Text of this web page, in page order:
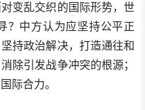
变乱交织的国际形势，世
？中方认为应坚持公平正
持政治解决，打造通往和
除引发战争冲突的根源；
际合力。